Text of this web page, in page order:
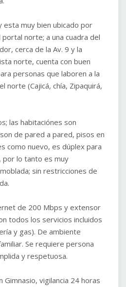
esta muy bien ubicado por
norte; a una cuadra del
cerca de la Av. 9 y la
norte, cuenta con buen
personas que laboren a la
norte (Cajicá, chía, Zipaquirá,
las habitaciónes son
de pared a pared, pisos en
como nuevo, es dúplex para
por lo tanto es muy
sin restricciones de
de 200 Mbps y extensor
todos los servicios incluidos
y gas). De ambiente
Se requiere persona
y respetuosa.
Gimnasio, vigilancia 24 horas